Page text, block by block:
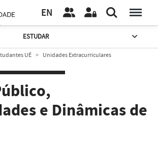
EN
ESTUDAR
UÉ Unidades Extracurriculares
e Dinâmicas de